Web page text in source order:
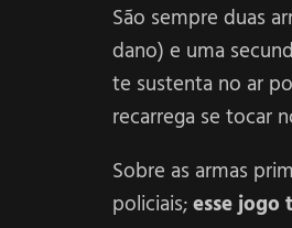
São sempre duas
dano) e uma
te sustenta no ar
recarrega se tocar
Sobre as armas
policiais;esse jogo